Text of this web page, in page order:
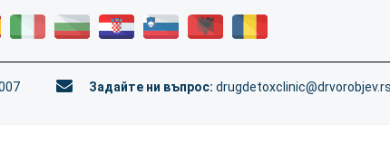
Задайте ни въпрос: drugdetoxclinic@drvorobjev.rs